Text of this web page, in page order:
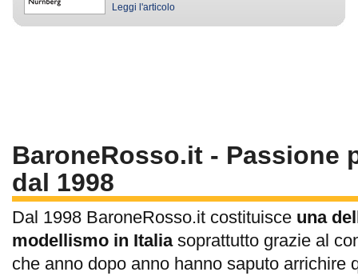
Leggi l'articolo
BaroneRosso.it - Passione
dal 1998
Dal 1998 BaroneRosso.it costituisce una
modellismo in Italiasoprattutto grazie al
che anno dopo anno hanno saputo arrichire